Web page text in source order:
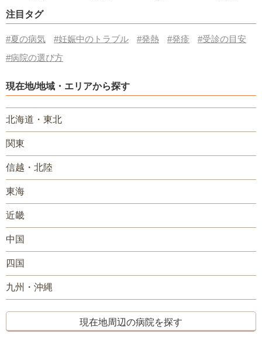
注目タグ
#夏の病気 #妊娠中のトラブル #発熱 #発疹
#受診の目安
#病院の選び方
現在地/地域・エリアから探す
北海道・東北
関東
信越・北陸
東海
近畿
中国
四国
九州・沖縄
現在地周辺の病院を探す